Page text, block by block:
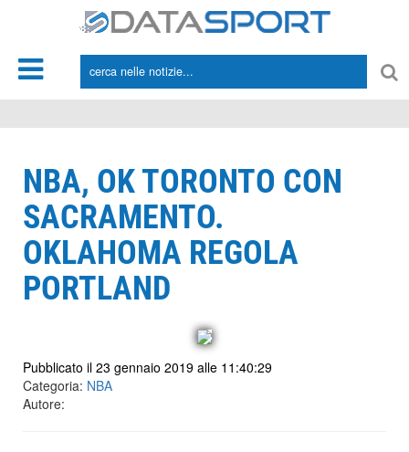
NBA, OK TORONTO CON
SACRAMENTO.
OKLAHOMA REGOLA
PORTLAND
Pubblicato il 23 gennaio 2019 alle 11:40:29
Categoria: NBA
Autore: